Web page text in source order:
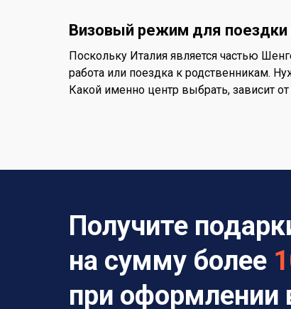
Визовый режим для поездки
Поскольку Италия является частью
работа или поездка к родственникам.
Какой именно центр выбрать, зависит
Получите
на сумму более
при оформлении